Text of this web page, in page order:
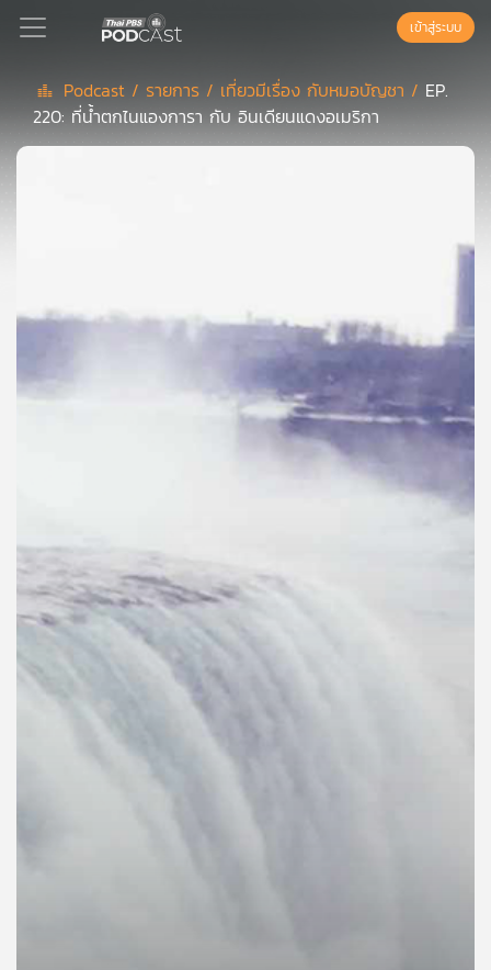
Podcast
เพล
เพลง
บทความ
เข้าสู่ระบบ
Podcast / รายการ / เที่ยวมีเรื่อง กับหมอบัญชา / EP.
220: ที่น้ำตกไนแองการา กับ อินเดียนแดงอเมริกา